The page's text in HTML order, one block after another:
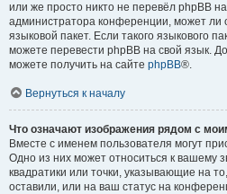
или же просто никто не перевёл phpBB
администратора конференции, может ли
языковой пакет. Если такого языкового
можете перевести phpBB на свой язык.
можете получить на сайте phpBB®.
Вернуться к началу
Что означают изображения рядом с
Вместе с именем пользователя могут
Одно из них может относиться к вашему
квадратики или точки, указывающие на
оставили, или на ваш статус на